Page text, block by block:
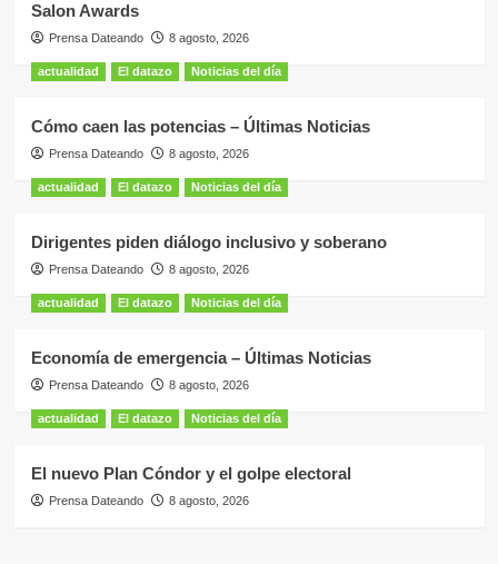
Salon Awards
Prensa Dateando 8 agosto, 2026
actualidad El datazo Noticias del día
Cómo caen las potencias – Últimas Noticias
Prensa Dateando 8 agosto, 2026
actualidad El datazo Noticias del día
Dirigentes piden diálogo inclusivo y soberano
Prensa Dateando 8 agosto, 2026
actualidad El datazo Noticias del día
Economía de emergencia – Últimas Noticias
Prensa Dateando 8 agosto, 2026
actualidad El datazo Noticias del día
El nuevo Plan Cóndor y el golpe electoral
Prensa Dateando 8 agosto, 2026